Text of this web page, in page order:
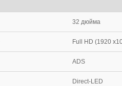
32 дюйма
Full HD (1920
ADS
Direct-LED